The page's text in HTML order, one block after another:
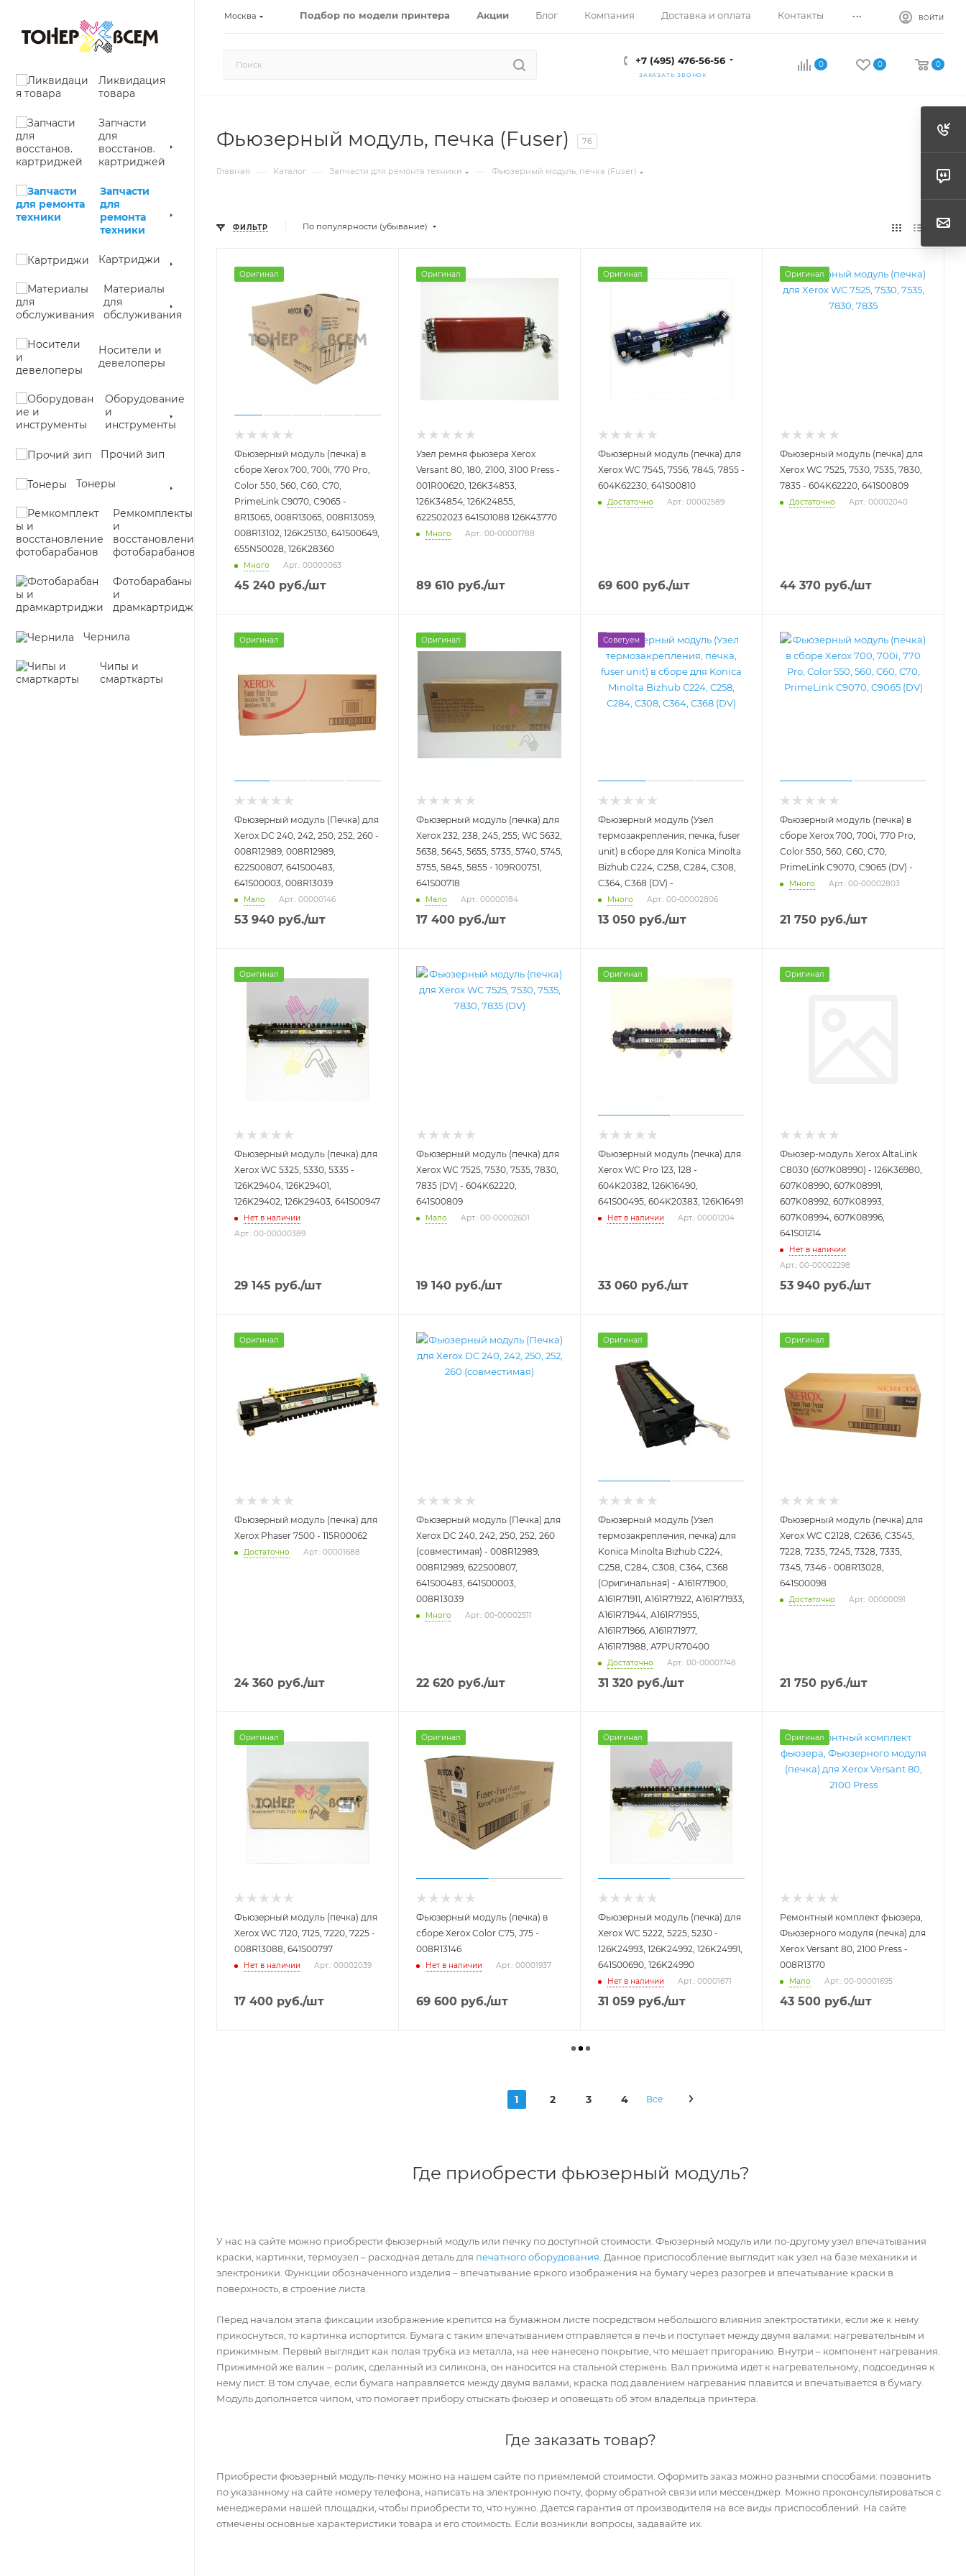
Москва Подбор по модели принтера Акции Блог Компания Доставка и оплата Контакты ... ВОЙТИ
+7 (495) 476-56-56
ЗАКАЗАТЬ ЗВОНОК
0 0 0
Ликвидация
товара
Запчасти
для
восстанов.
картриджей
Запчасти
для
ремонта
техники
Картриджи
Материалы
для
обслуживания
Носители и
девелоперы
Оборудование
и
инструменты
Прочий зип
Тонеры
Ремкомплекты
и
восстановление
фотобарабанов
Фотобарабаны
и
драмкартриджи
Чернила
Чипы и
смарткарты
Фьюзерный модуль, печка (Fuser) 76
Главная — Каталог — Запчасти для ремонта техники — Фьюзерный модуль, печка (Fuser)
ФИЛЬТР По популярности (убывание)
Оригинал
Фьюзерный модуль (печка) в
сборе Xerox 700, 700i, 770 Pro,
Color 550, 560, C60, C70,
PrimeLink C9070, C9065 -
8R13065, 008R13065, 008R13059,
008R13102, 126K25130, 641S00649,
655N50028, 126K28360
Много Арт.: 00000063
45 240 руб./шт
Оригинал
Узел ремня фьюзера Xerox
Versant 80, 180, 2100, 3100 Press -
001R00620, 126K34853,
126K34854, 126K24855,
622S02023 641S01088 126K43770
Много Арт.: 00-00001788
89 610 руб./шт
Оригинал
Фьюзерный модуль (печка) для
Xerox WC 7545, 7556, 7845, 7855 -
604K62230, 641S00810
Достаточно Арт.: 00002589
69 600 руб./шт
Оригинал
Фьюзерный модуль (печка) для
Xerox WC 7525, 7530, 7535, 7830,
7835 - 604K62220, 641S00809
Достаточно Арт.: 00002040
44 370 руб./шт
Оригинал
Фьюзерный модуль (Печка) для
Xerox DC 240, 242, 250, 252, 260 -
008R12989, 008R12989,
622S00807, 641S00483,
641S00003, 008R13039
Мало Арт.: 00000146
53 940 руб./шт
Оригинал
Фьюзерный модуль (печка) для
Xerox 232, 238, 245, 255; WC 5632,
5638, 5645, 5655, 5735, 5740, 5745,
5755, 5845, 5855 - 109R00751,
641S00718
Мало Арт.: 00000184
17 400 руб./шт
Советуем
Фьюзерный модуль (Узел
термозакрепления, печка, fuser
unit) в сборе для Konica Minolta
Bizhub C224, C258, C284, C308,
C364, C368 (DV) -
Много Арт.: 00-00002806
13 050 руб./шт
Фьюзерный модуль (печка) в
сборе Xerox 700, 700i, 770 Pro,
Color 550, 560, C60, C70,
PrimeLink C9070, C9065 (DV) -
Много Арт.: 00-00002803
21 750 руб./шт
Оригинал
Фьюзерный модуль (печка) для
Xerox WC 5325, 5330, 5335 -
126K29404, 126K29401,
126K29402, 126K29403, 641S00947
Нет в наличии
Арт.: 00-00000389
29 145 руб./шт
Фьюзерный модуль (печка) для
Xerox WC 7525, 7530, 7535, 7830,
7835 (DV) - 604K62220,
641S00809
Мало Арт.: 00-00002601
19 140 руб./шт
Оригинал
Фьюзерный модуль (печка) для
Xerox WC Pro 123, 128 -
604K20382, 126K16490,
641S00495, 604K20383, 126K16491
Нет в наличии Арт.: 00001204
33 060 руб./шт
Оригинал
Фьюзер-модуль Xerox AltaLink
C8030 (607K08990) - 126K36980,
607K08990, 607K08991,
607K08992, 607K08993,
607K08994, 607K08996,
641S01214
Нет в наличии
Арт.: 00-00002298
53 940 руб./шт
Оригинал
Фьюзерный модуль (печка) для
Xerox Phaser 7500 - 115R00062
Достаточно Арт.: 00001688
24 360 руб./шт
Фьюзерный модуль (Печка) для
Xerox DC 240, 242, 250, 252, 260
(совместимая) - 008R12989,
008R12989, 622S00807,
641S00483, 641S00003,
008R13039
Много Арт.: 00-00002511
22 620 руб./шт
Оригинал
Фьюзерный модуль (Узел
термозакрепления, печка) для
Konica Minolta Bizhub C224,
C258, C284, C308, C364, C368
(Оригинальная) - A161R71900,
A161R71911, A161R71922, A161R71933,
A161R71944, A161R71955,
A161R71966, A161R71977,
A161R71988, A7PUR70400
Достаточно Арт.: 00-00001748
31 320 руб./шт
Оригинал
Фьюзерный модуль (печка) для
Xerox WC C2128, C2636, C3545,
7228, 7235, 7245, 7328, 7335,
7345, 7346 - 008R13028,
641S00098
Достаточно Арт.: 00000091
21 750 руб./шт
Оригинал
Фьюзерный модуль (печка) для
Xerox WC 7120, 7125, 7220, 7225 -
008R13088, 641S00797
Нет в наличии Арт.: 00002039
17 400 руб./шт
Оригинал
Фьюзерный модуль (печка) в
сборе Xerox Color C75, J75 -
008R13146
Нет в наличии Арт.: 00001937
69 600 руб./шт
Оригинал
Фьюзерный модуль (печка) для
Xerox WC 5222, 5225, 5230 -
126K24993, 126K24992, 126K24991,
641S00690, 126K24990
Нет в наличии Арт.: 00001671
31 059 руб./шт
Оригинал
Ремонтный комплект фьюзера,
Фьюзерного модуля (печка) для
Xerox Versant 80, 2100 Press -
008R13170
Мало Арт.: 00-00001695
43 500 руб./шт
1 2 3 4 Все
Где приобрести фьюзерный модуль?
У нас на сайте можно приобрести фьюзерный модуль или печку по доступной стоимости. Фьюзерный модуль или по-другому узел впечатывания
краски, картинки, термоузел – расходная деталь для печатного оборудования . Данное приспособление выглядит как узел на базе механики и
электроники. Функции обозначенного изделия – впечатывание яркого изображения на бумагу через разогрев и впечатывание краски в
поверхность, в строение листа.
Перед началом этапа фиксации изображение крепится на бумажном листе посредством небольшого влияния электростатики, если же к нему
прикоснуться, то картинка испортится. Бумага с таким впечатыванием отправляется в печь и поступает между двумя валами: нагревательным и
прижимным. Первый выглядит как полая трубка из металла, на нее нанесено покрытие, что мешает пригоранию. Внутри – компонент нагревания.
Прижимной же валик – ролик, сделанный из силикона, он наносится на стальной стержень. Вал прижима идет к нагревательному, подсоединяя к
нему лист. В том случае, если бумага направляется между двумя валами, краска под давлением нагревания плавится и впечатывается в бумагу.
Модуль дополняется чипом, что помогает прибору отыскать фьюзер и оповещать об этом владельца принтера.
Где заказать товар?
Приобрести фюьзерный модуль-печку можно на нашем сайте по приемлемой стоимости. Оформить заказ можно разными способами: позвонить
по указанному на сайте номеру телефона, написать на электронную почту, форму обратной связи или мессенджер. Можно проконсультироваться с
менеджерами нашей площадки, чтобы приобрести то, что нужно. Дается гарантия от производителя на все виды приспособлений. На сайте
отмечены основные характеристики товара и его стоимость. Если возникли вопросы, задавайте их.